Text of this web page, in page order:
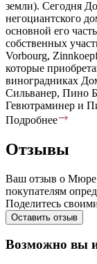
земли). Сегодня
негоциантского
основной его
собственных
Vorbourg,
которые
виноградниках
Сильванер, Пино
Гевютраминер и
Подробнее
Отзывы
Ваш отзыв о Мюре
покупателям
Поделитесь
Оставить отзыв
Возможно вы